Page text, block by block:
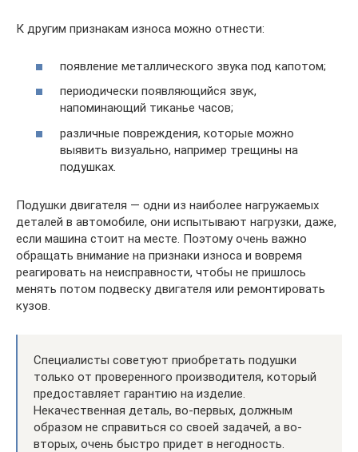
К другим признакам износа можно отнести:
появление металлического звука под капотом;
периодически появляющийся звук,
напоминающий тиканье часов;
различные повреждения, которые можно
выявить визуально, например трещины на
подушках.
Подушки двигателя — одни из наиболее нагружаемых
деталей в автомобиле, они испытывают нагрузки, даже,
если машина стоит на месте. Поэтому очень важно
обращать внимание на признаки износа и вовремя
реагировать на неисправности, чтобы не пришлось
менять потом подвеску двигателя или ремонтировать
кузов.
Специалисты советуют приобретать подушки
только от проверенного производителя, который
предоставляет гарантию на изделие.
Некачественная деталь, во-первых, должным
образом не справиться со своей задачей, а во-
вторых, очень быстро придет в негодность.